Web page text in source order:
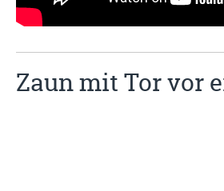
Zaun mit Tor vor